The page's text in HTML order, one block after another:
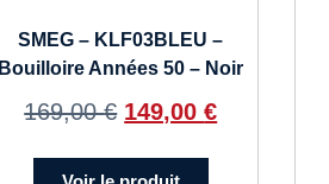
SMEG – KLF03BLEU –
Bouilloire Années 50 – Noir
169,00€ 149,00€